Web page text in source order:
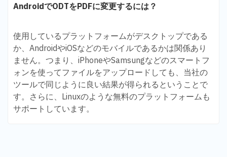
AndroidでODTをPDFに変更するには？
使用しているプラットフォームがデスクトップである
か、AndroidやiOSなどのモバイルであるかは関係あり
ません。つまり、iPhoneやSamsungなどのスマートフ
ォンを使ってファイルをアップロードしても、当社の
ツールで同じように良い結果が得られるということで
す。さらに、Linuxのような無料のプラットフォームも
サポートしています。